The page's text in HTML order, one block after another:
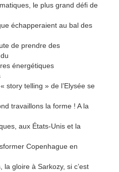
le plus grand défi de
échapperaient au bal des
de prendre des
énergétiques
story telling » de l’Elysée se
travaillons la forme ! A la
aux États-Unis et la
Copenhague en
gloire à Sarkozy, si c’est